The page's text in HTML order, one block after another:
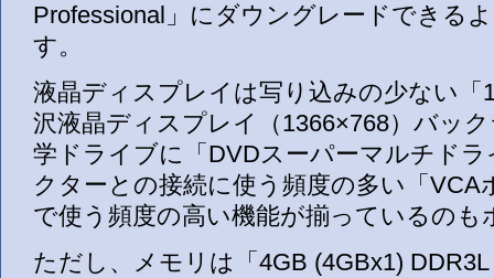
Professional」にダウングレードできる
す。
液晶ディスプレイは写り込みの少ない「
沢液晶ディスプレイ（1366×768）バッ
学ドライブに「DVDスーパーマルチド
クターとの接続に使う頻度の多い「VCA
で使う頻度の高い機能が揃っているのも
ただし、メモリは「4GB (4GBx1)